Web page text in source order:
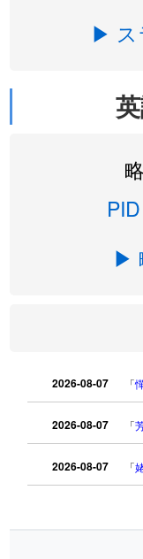
▶ ス
PID
▶
2026-08-07 「
2026-08-07 「
2026-08-07 「